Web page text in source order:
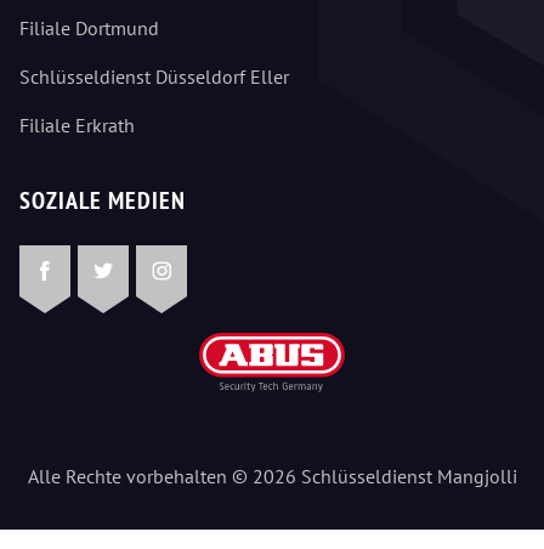
Filiale Dortmund
Schlüsseldienst Düsseldorf Eller
Filiale Erkrath
SOZIALE MEDIEN
FacebookTwitterInstagram
Alle Rechte vorbehalten © 2026 Schlüsseldienst Mangjolli